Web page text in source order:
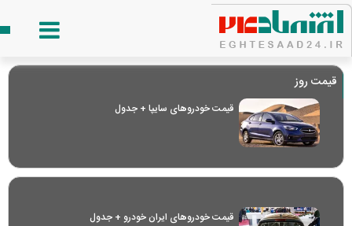
قیمت روز
قیمت خودرو‌های سایپا + جدول
قیمت خودرو‌های ایران خودرو + جدول